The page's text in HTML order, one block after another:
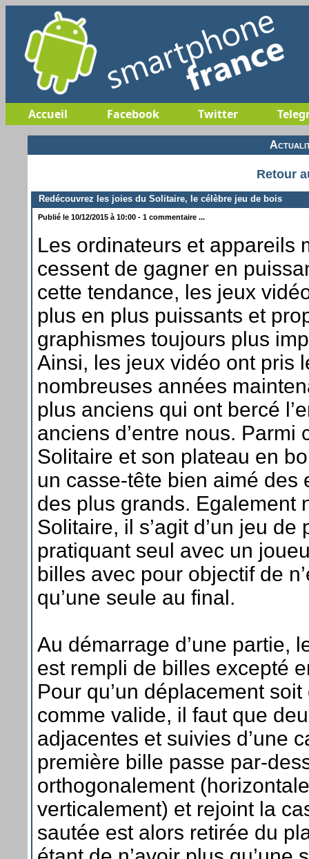
Accueil Facebook Twitter
Retour
Redécouvrez les joies du Solitaire, le célèbre jeu de bois
Publié le 10/12/2015 à 10:00 - 1 commentaire ...
Les ordinateurs et appareils
cessent de gagner en
cette tendance, les jeux
plus en plus puissants et
graphismes toujours plus
Ainsi, les jeux vidéo ont pris
nombreuses années
plus anciens qui ont bercé
anciens d’entre nous. Parmi
Solitaire et son plateau en
un casse-tête bien aimé des
des plus grands. Egalement
Solitaire, il s’agit d’un jeu de
pratiquant seul avec un
billes avec pour objectif de
qu’une seule au final.
Au démarrage d’une partie,
est rempli de billes excepté
Pour qu’un déplacement
comme valide, il faut que
adjacentes et suivies d’une
première bille passe par-
orthogonalement
verticalement) et rejoint la
sautée est alors retirée du